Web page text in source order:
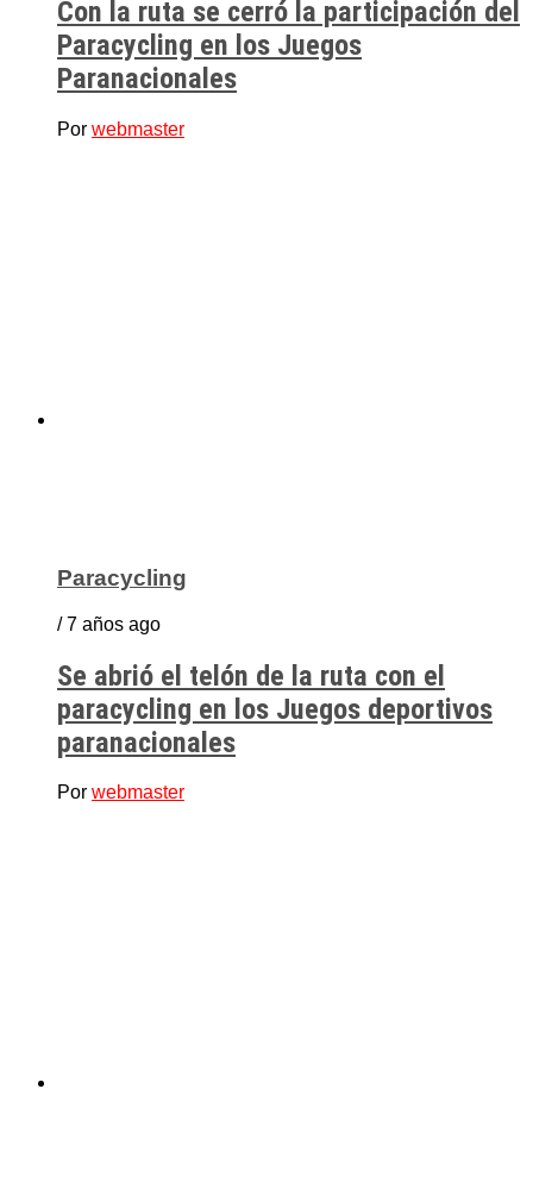
Con la ruta se cerró la participación del
Paracycling en los Juegos
Paranacionales
Por webmaster
Paracycling
/ 7 años ago
Se abrió el telón de la ruta con el
paracycling en los Juegos deportivos
paranacionales
Por webmaster